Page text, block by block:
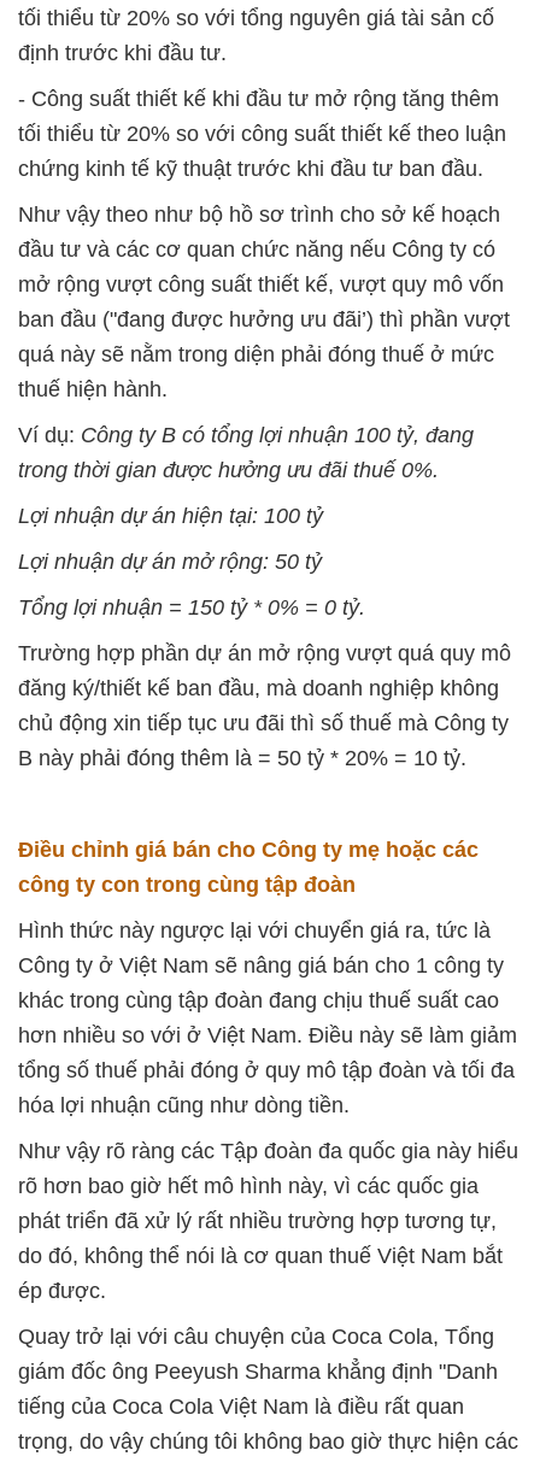
tối thiểu từ 20% so với tổng nguyên giá tài sản cố
định trước khi đầu tư.
- Công suất thiết kế khi đầu tư mở rộng tăng thêm
tối thiểu từ 20% so với công suất thiết kế theo luận
chứng kinh tế kỹ thuật trước khi đầu tư ban đầu.
Như vậy theo như bộ hồ sơ trình cho sở kế hoạch
đầu tư và các cơ quan chức năng nếu Công ty có
mở rộng vượt công suất thiết kế, vượt quy mô vốn
ban đầu ("đang được hưởng ưu đãi’) thì phần vượt
quá này sẽ nằm trong diện phải đóng thuế ở mức
thuế hiện hành.
Ví dụ: Công ty B có tổng lợi nhuận 100 tỷ, đang
trong thời gian được hưởng ưu đãi thuế 0%.
Lợi nhuận dự án hiện tại: 100 tỷ
Lợi nhuận dự án mở rộng: 50 tỷ
Tổng lợi nhuận = 150 tỷ * 0% = 0 tỷ.
Trường hợp phần dự án mở rộng vượt quá quy mô
đăng ký/thiết kế ban đầu, mà doanh nghiệp không
chủ động xin tiếp tục ưu đãi thì số thuế mà Công ty
B này phải đóng thêm là = 50 tỷ * 20% = 10 tỷ.
Điều chỉnh giá bán cho Công ty mẹ hoặc các
công ty con trong cùng tập đoàn
Hình thức này ngược lại với chuyển giá ra, tức là
Công ty ở Việt Nam sẽ nâng giá bán cho 1 công ty
khác trong cùng tập đoàn đang chịu thuế suất cao
hơn nhiều so với ở Việt Nam. Điều này sẽ làm giảm
tổng số thuế phải đóng ở quy mô tập đoàn và tối đa
hóa lợi nhuận cũng như dòng tiền.
Như vậy rõ ràng các Tập đoàn đa quốc gia này hiểu
rõ hơn bao giờ hết mô hình này, vì các quốc gia
phát triển đã xử lý rất nhiều trường hợp tương tự,
do đó, không thể nói là cơ quan thuế Việt Nam bắt
ép được.
Quay trở lại với câu chuyện của Coca Cola, Tổng
giám đốc ông Peeyush Sharma khẳng định "Danh
tiếng của Coca Cola Việt Nam là điều rất quan
trọng, do vậy chúng tôi không bao giờ thực hiện các